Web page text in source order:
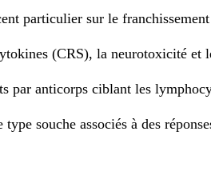
particulier sur le
(CRS), la neurotoxicité et
par anticorps ciblant les
souche associés à des